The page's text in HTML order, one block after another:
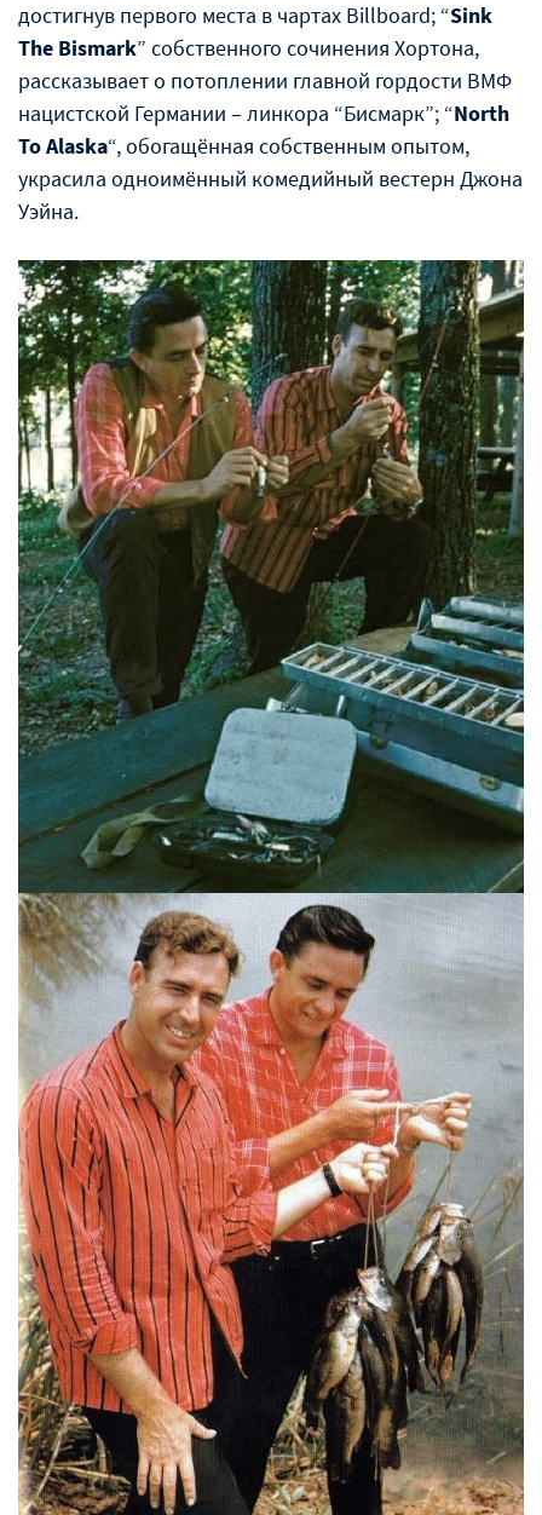
достигнув первого места в чартах Billboard; “Sink
The Bismark” собственного сочинения Хортона,
рассказывает о потоплении главной гордости ВМФ
нацистской Германии – линкора “Бисмарк”; “North
To Alaska“, обогащённая собственным опытом,
украсила одноимённый комедийный вестерн Джона
Уэйна.